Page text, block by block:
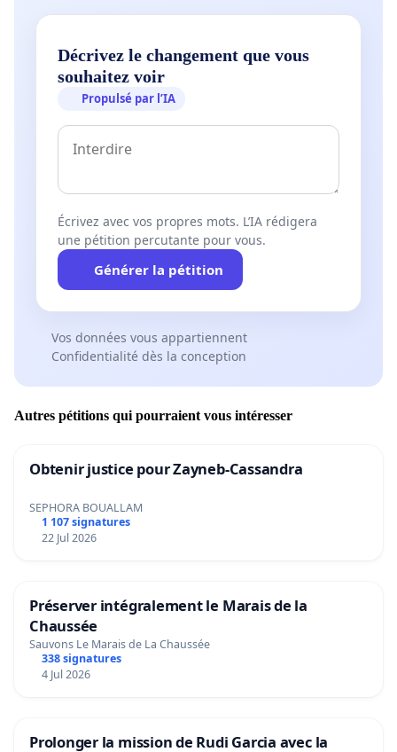
Décrivez le changement que vous
souhaitez voir
Propulsé par l’IA
Écrivez avec vos propres mots. L’IA rédigera
une pétition percutante pour vous.
Générer la pétition
Vos données vous appartiennent
Confidentialité dès la conception
Autres pétitions qui pourraient vous intéresser
Obtenir justice pour Zayneb-Cassandra
SEPHORA BOUALLAM
1 107 signatures
22 Jul 2026
Préserver intégralement le Marais de la
Chaussée
Sauvons Le Marais de La Chaussée
338 signatures
4 Jul 2026
Prolonger la mission de Rudi Garcia avec la